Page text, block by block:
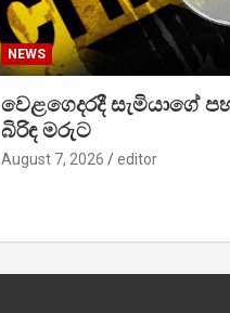
NEWS
වෙළගෙදරදී සැමියාගේ
බිරිඳ මරුට
August 7, 2026 editor